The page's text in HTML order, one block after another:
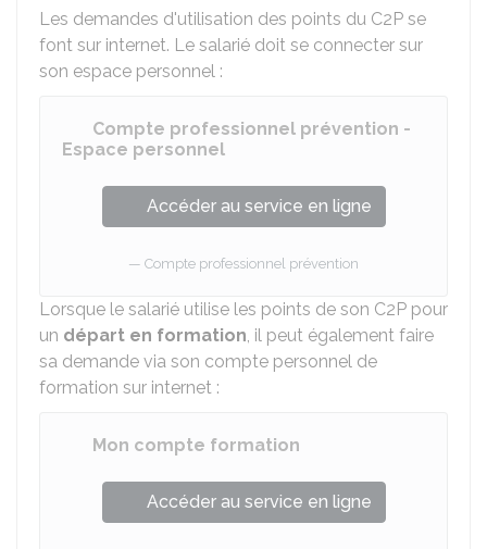
Les demandes d'utilisation des points du C2P se
font sur internet. Le salarié doit se connecter sur
son espace personnel :
Compte professionnel prévention -
Espace personnel
Accéder au service en ligne
Compte professionnel prévention
Lorsque le salarié utilise les points de son C2P pour
un départ en formation, il peut également faire
sa demande via son compte personnel de
formation sur internet :
Mon compte formation
Accéder au service en ligne